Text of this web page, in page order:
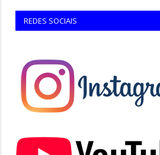
REDES SOCIAIS